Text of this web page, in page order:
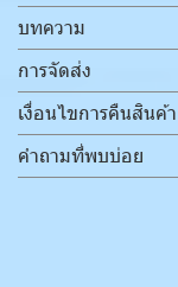
บทความ
การจัดส่ง
เงื่อนไขการคืนสินค้า
คำถามที่พบบ่อย